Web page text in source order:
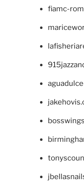
fiamc-